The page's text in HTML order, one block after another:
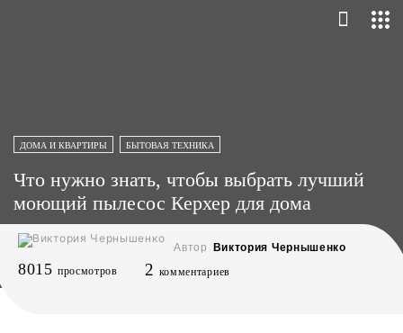
ДОМА И КВАРТИРЫ БЫТОВАЯ ТЕХНИКА
Что нужно знать, чтобы выбрать лучший
моющий пылесос Керхер для дома
Автор Виктория Чернышенко
8015 просмотров 2 комментариев